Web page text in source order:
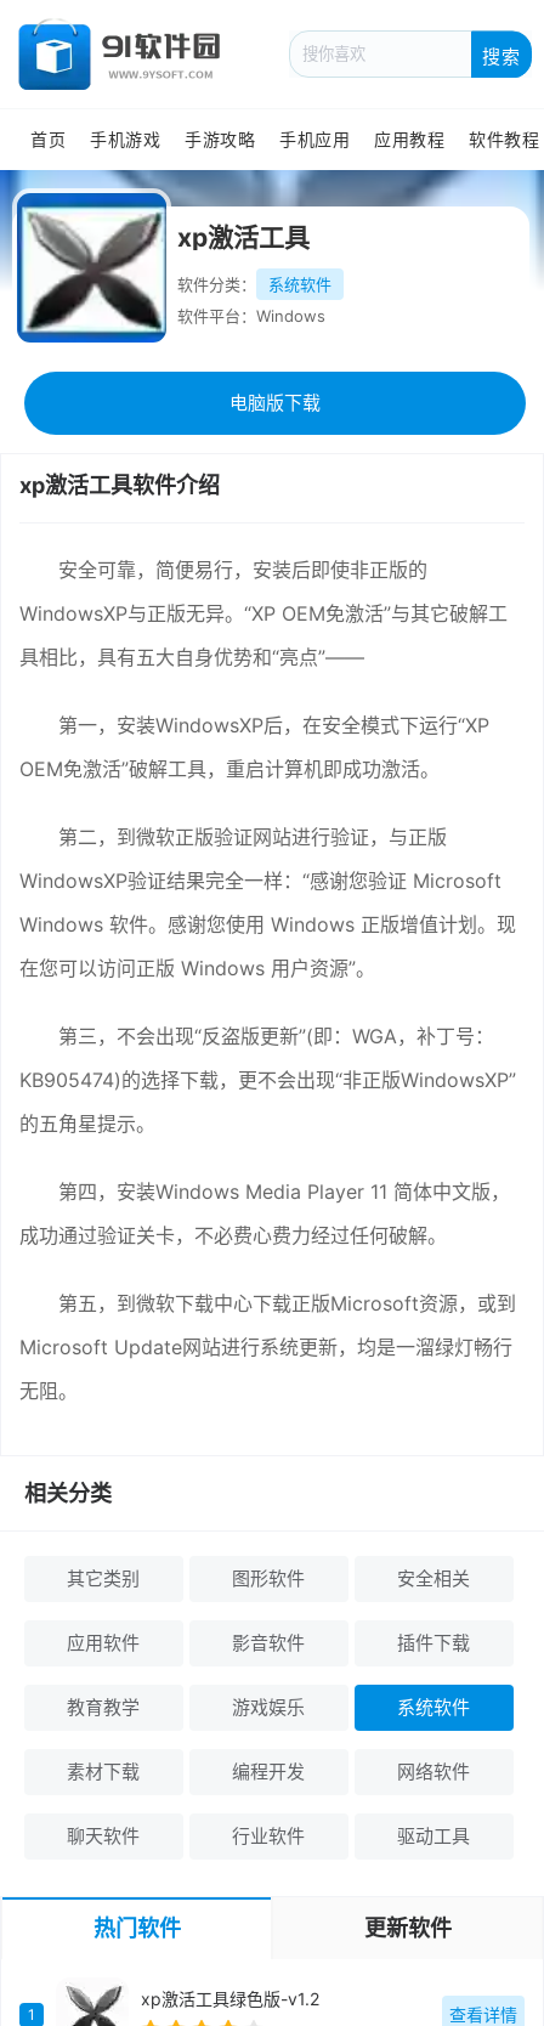
搜索
首页 手机游戏 手游攻略 手机应用 应用教程 软件教程
xp激活工具
软件分类：
系统软件
软件平台：Windows
电脑版下载
xp激活工具软件介绍
安全可靠，简便易行，安装后即使非正版的
WindowsXP与正版无异。“XP OEM免激活”与其它破解工
具相比，具有五大自身优势和“亮点”——
第一，安装WindowsXP后，在安全模式下运行“XP
OEM免激活”破解工具，重启计算机即成功激活。
第二，到微软正版验证网站进行验证，与正版
WindowsXP验证结果完全一样：“感谢您验证 Microsoft
Windows 软件。感谢您使用 Windows 正版增值计划。现
在您可以访问正版 Windows 用户资源”。
第三，不会出现“反盗版更新”(即：WGA，补丁号：
KB905474)的选择下载，更不会出现“非正版WindowsXP”
的五角星提示。
第四，安装Windows Media Player 11 简体中文版，
成功通过验证关卡，不必费心费力经过任何破解。
第五，到微软下载中心下载正版Microsoft资源，或到
Microsoft Update网站进行系统更新，均是一溜绿灯畅行
无阻。
相关分类
其它类别 图形软件 安全相关
应用软件 影音软件 插件下载
教育教学 游戏娱乐 系统软件
素材下载 编程开发 网络软件
聊天软件 行业软件 驱动工具
热门软件 更新软件
1
xp激活工具绿色版-v1.2
查看详情